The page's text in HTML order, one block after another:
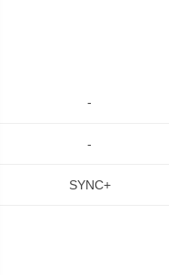
-
-
SYNC+